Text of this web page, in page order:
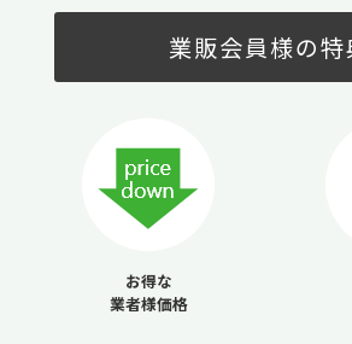
業販会員様の特
お得な
業者様価格